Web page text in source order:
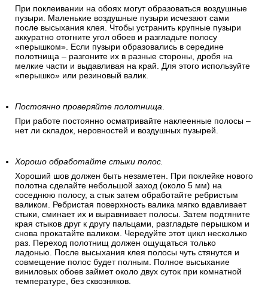
При поклеивании на обоях могут образоваться воздушные
пузыри. Маленькие воздушные пузыри исчезают сами
после высыхания клея. Чтобы устранить крупные пузыри
аккуратно отогните угол обоев и разгладьте полосу
«перышком». Если пузыри образовались в середине
полотнища – разгоните их в разные стороны, дробя на
мелкие части и выдавливая на край. Для этого используйте
«перышко» или резиновый валик.
Постоянно проверяйте полотнища.
При работе постоянно осматривайте наклеенные полосы –
нет ли складок, неровностей и воздушных пузырей.
Хорошо обработайте стыки полос.
Хороший шов должен быть незаметен. При поклейке нового
полотна сделайте небольшой заход (около 5 мм) на
соседнюю полосу, а стык затем обработайте ребристым
валиком. Ребристая поверхность валика мягко вдавливает
стыки, сминает их и выравнивает полосы. Затем подтяните
края стыков друг к другу пальцами, разгладьте перышком и
снова прокатайте валиком. Чередуйте этот цикл несколько
раз. Переход полотнищ должен ощущаться только
ладонью. После высыхания клея полосы чуть стянутся и
совмещение полос будет полным. Полное высыхание
виниловых обоев займет около двух суток при комнатной
температуре, без сквозняков.